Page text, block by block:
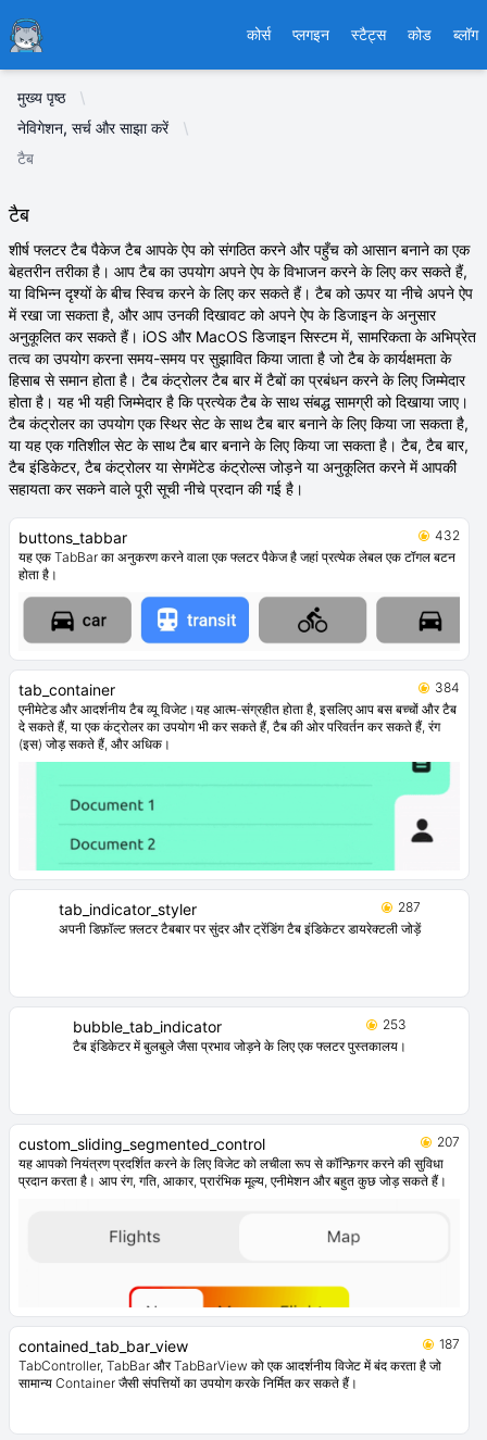
Ducafecat कोर्स प्लगइन स्टैट्स कोड ब्लॉग
मुख्य पृष्ठ
नेविगेशन, सर्च और साझा करें
टैब
टैब
शीर्ष फ्लटर टैब पैकेज टैब आपके ऐप को संगठित करने और पहुँच को आसान बनाने का एक
बेहतरीन तरीका है। आप टैब का उपयोग अपने ऐप के विभाजन करने के लिए कर सकते हैं,
या विभिन्न दृश्यों के बीच स्विच करने के लिए कर सकते हैं। टैब को ऊपर या नीचे अपने ऐप
में रखा जा सकता है, और आप उनकी दिखावट को अपने ऐप के डिजाइन के अनुसार
अनुकूलित कर सकते हैं। iOS और MacOS डिजाइन सिस्टम में, सामरिकता के अभिप्रेत
तत्व का उपयोग करना समय-समय पर सुझावित किया जाता है जो टैब के कार्यक्षमता के
हिसाब से समान होता है। टैब कंट्रोलर टैब बार में टैबों का प्रबंधन करने के लिए जिम्मेदार
होता है। यह भी यही जिम्मेदार है कि प्रत्येक टैब के साथ संबद्ध सामग्री को दिखाया जाए।
टैब कंट्रोलर का उपयोग एक स्थिर सेट के साथ टैब बार बनाने के लिए किया जा सकता है,
या यह एक गतिशील सेट के साथ टैब बार बनाने के लिए किया जा सकता है। टैब, टैब बार,
टैब इंडिकेटर, टैब कंट्रोलर या सेगमेंटेड कंट्रोल्स जोड़ने या अनुकूलित करने में आपकी
सहायता कर सकने वाले पूरी सूची नीचे प्रदान की गई है।
buttons_tabbar
432
यह एक TabBar का अनुकरण करने वाला एक फ्लटर पैकेज है जहां प्रत्येक लेबल एक टॉगल बटन
होता है।
tab_container
384
एनीमेटेड और आदर्शनीय टैब व्यू विजेट।यह आत्म-संग्रहीत होता है, इसलिए आप बस बच्चों और टैब
दे सकते हैं, या एक कंट्रोलर का उपयोग भी कर सकते हैं, टैब की ओर परिवर्तन कर सकते हैं, रंग
(इस) जोड़ सकते हैं, और अधिक।
tab_indicator_styler
287
अपनी डिफ़ॉल्ट फ़्लटर टैबबार पर सुंदर और ट्रेंडिंग टैब इंडिकेटर डायरेक्टली जोड़ें
bubble_tab_indicator
253
टैब इंडिकेटर में बुलबुले जैसा प्रभाव जोड़ने के लिए एक फ्लटर पुस्तकालय।
custom_sliding_segmented_control
207
यह आपको नियंत्रण प्रदर्शित करने के लिए विजेट को लचीला रूप से कॉन्फ़िगर करने की सुविधा
प्रदान करता है। आप रंग, गति, आकार, प्रारंभिक मूल्य, एनीमेशन और बहुत कुछ जोड़ सकते हैं।
contained_tab_bar_view
187
TabController, TabBar और TabBarView को एक आदर्शनीय विजेट में बंद करता है जो
सामान्य Container जैसी संपत्तियों का उपयोग करके निर्मित कर सकते हैं।